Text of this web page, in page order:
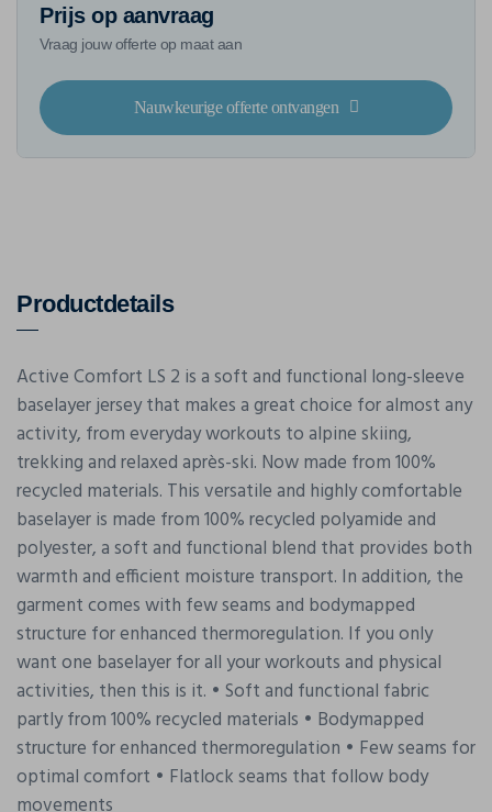
Prijs op aanvraag
Vraag jouw offerte op maat aan
Nauwkeurige offerte ontvangen
Productdetails
Active Comfort LS 2 is a soft and functional long-sleeve
baselayer jersey that makes a great choice for almost any
activity, from everyday workouts to alpine skiing,
trekking and relaxed après-ski. Now made from 100%
recycled materials. This versatile and highly comfortable
baselayer is made from 100% recycled polyamide and
polyester, a soft and functional blend that provides both
warmth and efficient moisture transport. In addition, the
garment comes with few seams and bodymapped
structure for enhanced thermoregulation. If you only
want one baselayer for all your workouts and physical
activities, then this is it. • Soft and functional fabric
partly from 100% recycled materials • Bodymapped
structure for enhanced thermoregulation • Few seams for
optimal comfort • Flatlock seams that follow body
movements